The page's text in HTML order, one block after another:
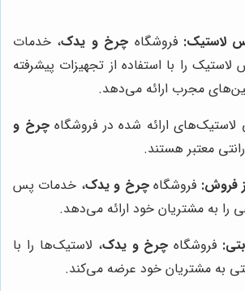
لاستیک: فروشگاه چرخ و یدک، خدمات
را با استفاده از تجهیزات پیشرفته
مجرب ارائه می‌دهد.
لاستیک‌های ارائه شده در فروشگاهچرخ و
معتبر هستند.
فروش: فروشگاهچرخ و یدک، خدمات پس
را به مشتریان خود ارائه می‌دهد.
فروشگاه چرخ و یدک، لاستیک‌ها را با
به مشتریان خود عرضه می‌کند.